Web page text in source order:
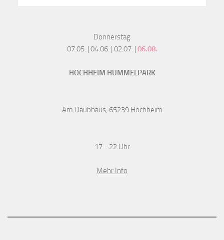
Donnerstag
07.05. | 04.06. | 02.07. | 06.08.
HOCHHEIM HUMMELPARK
Am Daubhaus, 65239 Hochheim
17 - 22 Uhr
Mehr Info